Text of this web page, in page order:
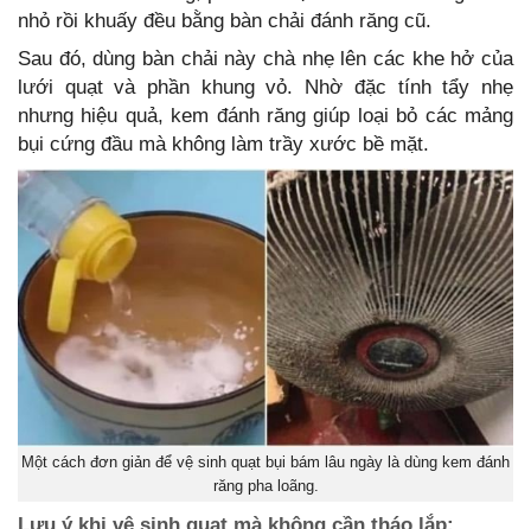
nhỏ rồi khuấy đều bằng bàn chải đánh răng cũ.
Sau đó, dùng bàn chải này chà nhẹ lên các khe hở của
lưới quạt và phần khung vỏ. Nhờ đặc tính tẩy nhẹ
nhưng hiệu quả, kem đánh răng giúp loại bỏ các mảng
bụi cứng đầu mà không làm trầy xước bề mặt.
Một cách đơn giản để vệ sinh quạt bụi bám lâu ngày là dùng kem đánh
răng pha loãng.